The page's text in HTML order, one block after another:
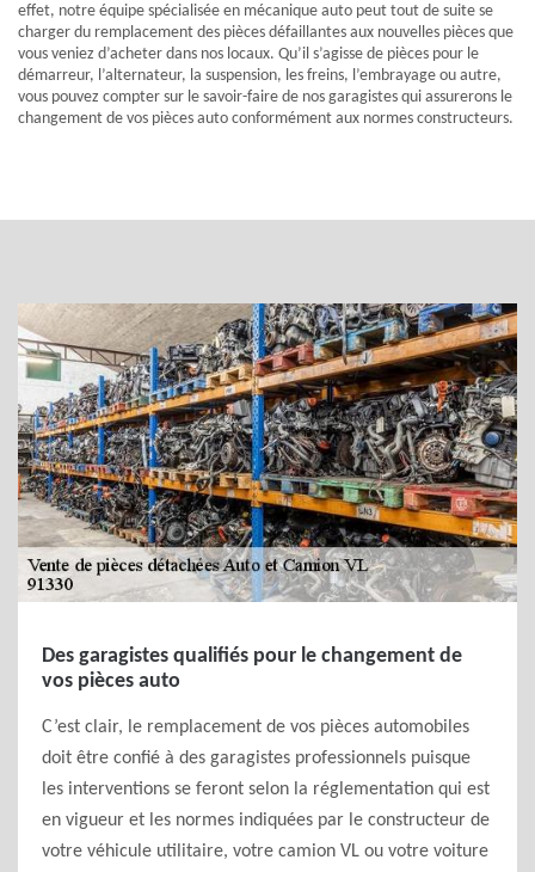
effet, notre équipe spécialisée en mécanique auto peut tout de suite se
charger du remplacement des pièces défaillantes aux nouvelles pièces que
vous veniez d’acheter dans nos locaux. Qu’il s’agisse de pièces pour le
démarreur, l’alternateur, la suspension, les freins, l’embrayage ou autre,
vous pouvez compter sur le savoir-faire de nos garagistes qui assurerons le
changement de vos pièces auto conformément aux normes constructeurs.
Des garagistes qualifiés pour le changement de
vos pièces auto
C’est clair, le remplacement de vos pièces automobiles
doit être confié à des garagistes professionnels puisque
les interventions se feront selon la réglementation qui est
en vigueur et les normes indiquées par le constructeur de
votre véhicule utilitaire, votre camion VL ou votre voiture